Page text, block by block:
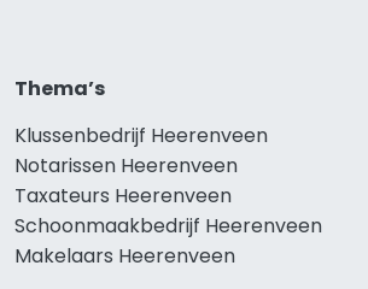
Thema’s
Klussenbedrijf Heerenveen
Notarissen Heerenveen
Taxateurs Heerenveen
Schoonmaakbedrijf Heerenveen
Makelaars Heerenveen